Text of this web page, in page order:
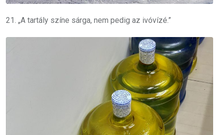
21. „A tartály színe sárga, nem pedig az ivóvízé.”